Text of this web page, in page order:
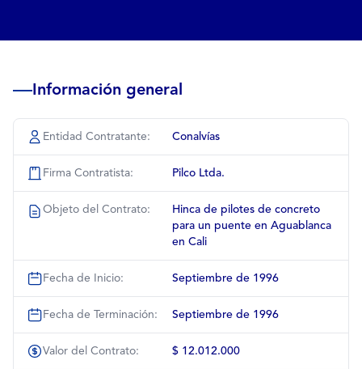
Información general
Entidad Contratante: Conalvías
Firma Contratista: Pilco Ltda.
Objeto del Contrato:
Hinca de pilotes de concreto
para un puente en Aguablanca
en Cali
Fecha de Inicio: Septiembre de 1996
Fecha de Terminación: Septiembre de 1996
Valor del Contrato: $ 12.012.000